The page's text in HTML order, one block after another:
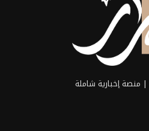
| منصة إخبارية شاملة